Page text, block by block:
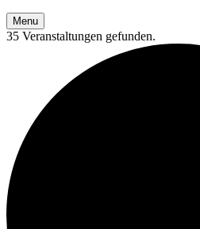
Menu
35 Veranstaltungen gefunden.